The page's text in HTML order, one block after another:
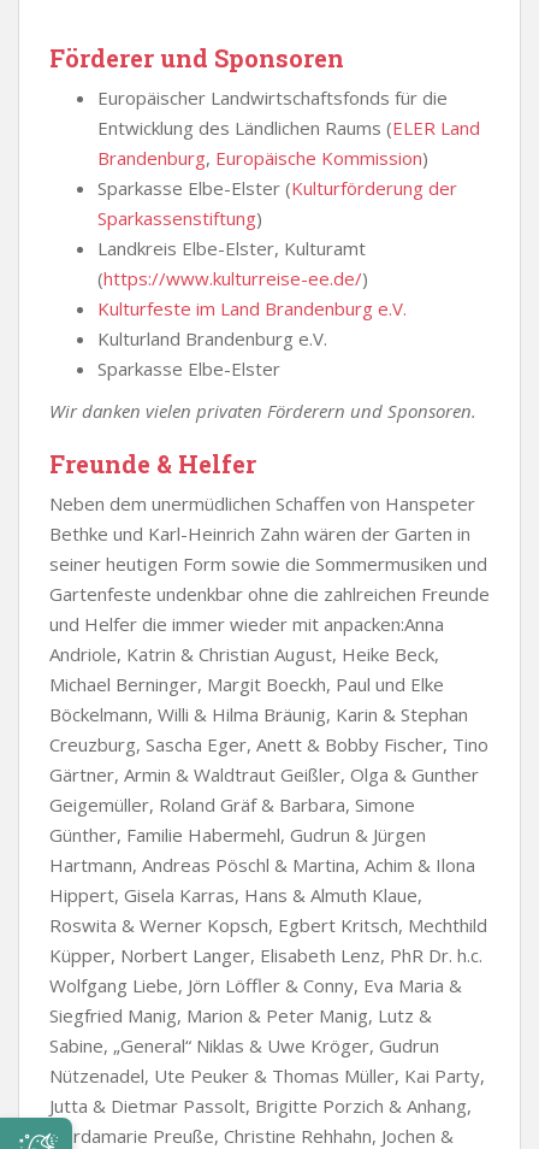
Förderer und Sponsoren
Europäischer Landwirtschaftsfonds für die
Entwicklung des Ländlichen Raums (ELER Land
Brandenburg, Europäische Kommission)
Sparkasse Elbe-Elster (Kulturförderung der
Sparkassenstiftung)
Landkreis Elbe-Elster, Kulturamt
(https://www.kulturreise-ee.de/)
Kulturfeste im Land Brandenburg e.V.
Kulturland Brandenburg e.V.
Sparkasse Elbe-Elster
Wir danken vielen privaten Förderern und Sponsoren.
Freunde & Helfer
Neben dem unermüdlichen Schaffen von Hanspeter
Bethke und Karl-Heinrich Zahn wären der Garten in
seiner heutigen Form sowie die Sommermusiken und
Gartenfeste undenkbar ohne die zahlreichen Freunde
und Helfer die immer wieder mit anpacken:Anna
Andriole, Katrin & Christian August, Heike Beck,
Michael Berninger, Margit Boeckh, Paul und Elke
Böckelmann, Willi & Hilma Bräunig, Karin & Stephan
Creuzburg, Sascha Eger, Anett & Bobby Fischer, Tino
Gärtner, Armin & Waldtraut Geißler, Olga & Gunther
Geigemüller, Roland Gräf & Barbara, Simone
Günther, Familie Habermehl, Gudrun & Jürgen
Hartmann, Andreas Pöschl & Martina, Achim & Ilona
Hippert, Gisela Karras, Hans & Almuth Klaue,
Roswita & Werner Kopsch, Egbert Kritsch, Mechthild
Küpper, Norbert Langer, Elisabeth Lenz, PhR Dr. h.c.
Wolfgang Liebe, Jörn Löffler & Conny, Eva Maria &
Siegfried Manig, Marion & Peter Manig, Lutz &
Sabine, „General“ Niklas & Uwe Kröger, Gudrun
Nützenadel, Ute Peuker & Thomas Müller, Kai Party,
Jutta & Dietmar Passolt, Brigitte Porzich & Anhang,
Gerdamarie Preuße, Christine Rehhahn, Jochen &